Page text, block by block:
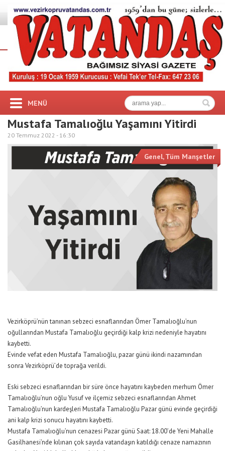
MENÜ
Mustafa Tamalıoğlu Yaşamını Yitirdi
20 Temmuz 2022 - 16:30
Genel,Tüm Manşetler
Vezirköprü’nün tanınan sebzeci esnaflarından Ömer Tamalıoğlu’nun
oğullarından Mustafa Tamalıoğlu geçirdiği kalp krizi nedeniyle hayatını
kaybetti.
Evinde vefat eden Mustafa Tamalıoğlu, pazar günü ikindi nazamından
sonra Vezirköprü’de toprağa verildi.
Eski sebzeci esnaflarından bir süre önce hayatını kaybeden merhum Ömer
Tamalıoğlu’nun oğlu Yusuf ve ilçemiz sebzeci esnaflarından Ahmet
Tamalıoğlu’nun kardeşleri Mustafa Tamalıoğlu Pazar günü evinde geçirdiği
ani kalp krizi sonucu hayatını kaybetti.
Mustafa Tamalıoğlu’nun cenazesi Pazar günü Saat: 18.00’de Yeni Mahalle
Gasilhanesi’nde kılınan çok sayıda vatandaşın katıldığı cenaze namazının